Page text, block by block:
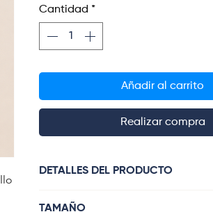
Cantidad *
Añadir al carrito
Realizar compra
DETALLES DEL PRODUCTO
TAMAÑO